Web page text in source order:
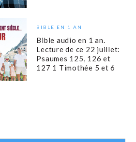
BIBLE EN 1 AN
Bible audio en 1 an.
Lecture de ce 22 juillet:
Psaumes 125, 126 et
127 1 Timothée 5 et 6